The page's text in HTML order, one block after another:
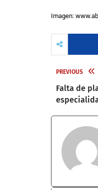
Imagen:
PREVIOUS
Falta de